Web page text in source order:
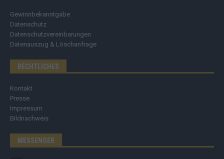
Gewinnbekanntgabe
Datenschutz
Datenschutzvereinbarungen
Datenauszug & Löschanfrage
RECHTLICHES
Kontakt
Presse
Impressum
Bildnachweis
MESSENGER